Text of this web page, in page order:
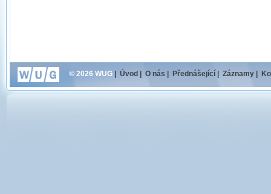
© 2026 WUG Úvod O nás Přednášející Záznamy